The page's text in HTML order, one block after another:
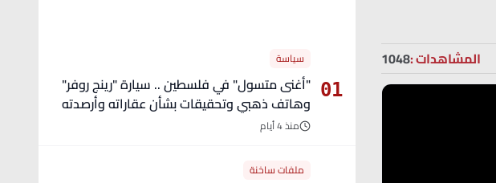
المشاهدات :1048
01
سياسة
"أغنى متسول" في فلسطين .. سيارة "رينج روفر"
وهاتف ذهبي وتحقيقات بشأن عقاراته وأرصدته
منذ 4 أيام
ملفات ساخنة